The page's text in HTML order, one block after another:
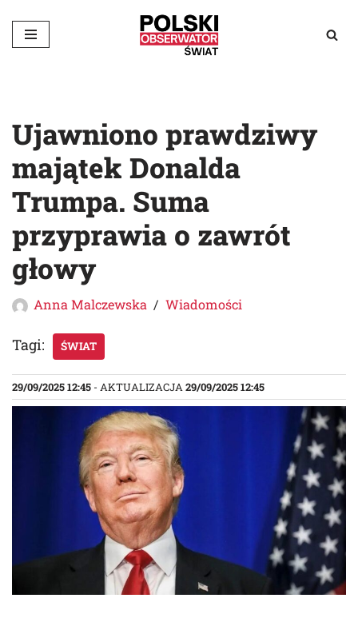
Przejdź
Ujawniono prawdziwy
majątek Donalda
Trumpa. Suma
przyprawia o zawrót
głowy
Anna Malczewska Wiadomości
Tagi: ŚWIAT
29/09/2025 12:45 - AKTUALIZACJA29/09/2025 12:45